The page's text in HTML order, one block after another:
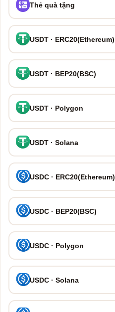
Thẻ quà tặng
USDT · ERC20(Ethereum)
USDT · BEP20(BSC)
USDT · Polygon
USDT · Solana
USDC · ERC20(Ethereum)
USDC · BEP20(BSC)
USDC · Polygon
USDC · Solana